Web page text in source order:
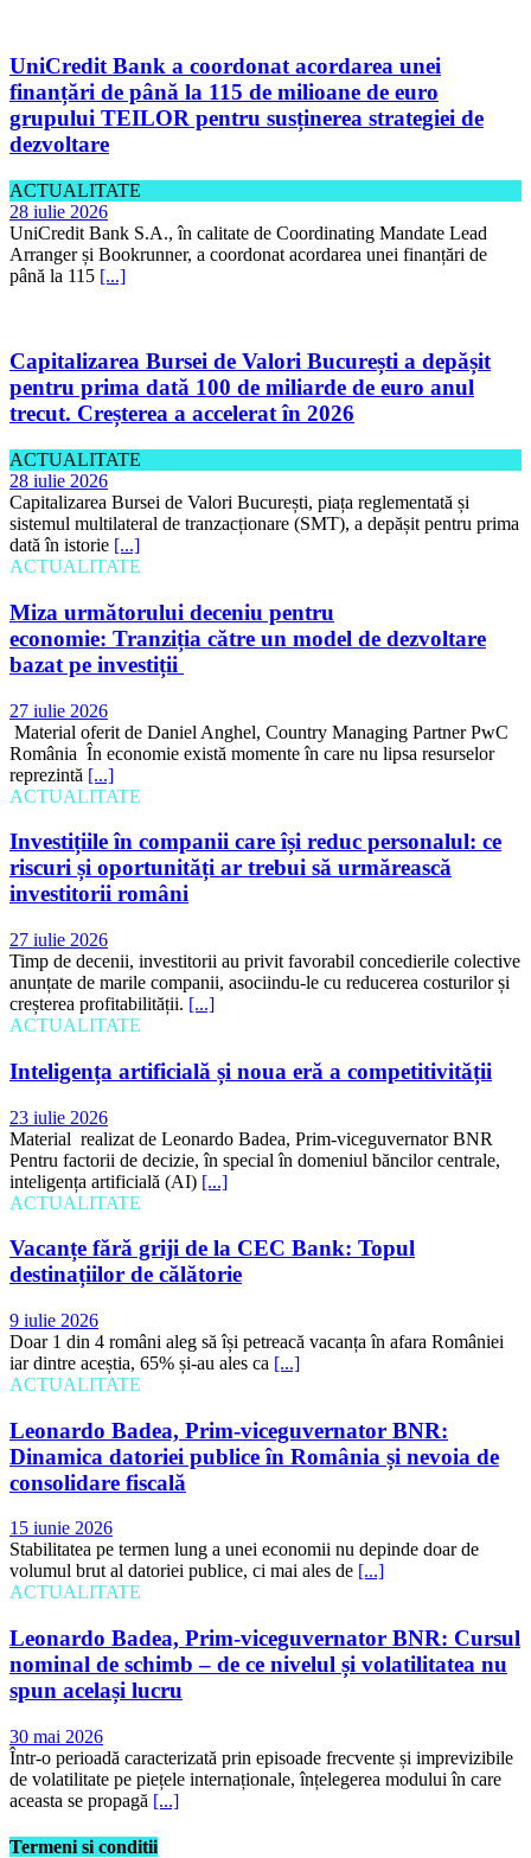
UniCredit Bank a coordonat acordarea unei
finanțări de până la 115 de milioane de euro
grupului TEILOR pentru susținerea strategiei de
dezvoltare
ACTUALITATE
28 iulie 2026
UniCredit Bank S.A., în calitate de Coordinating Mandate Lead
Arranger și Bookrunner, a coordonat acordarea unei finanțări de
până la 115 [...]
Capitalizarea Bursei de Valori București a depășit
pentru prima dată 100 de miliarde de euro anul
trecut. Creșterea a accelerat în 2026
ACTUALITATE
28 iulie 2026
Capitalizarea Bursei de Valori București, piața reglementată și
sistemul multilateral de tranzacționare (SMT), a depășit pentru prima
dată în istorie [...]
ACTUALITATE
Miza următorului deceniu pentru
economie: Tranziția către un model de dezvoltare
bazat pe investiții
27 iulie 2026
Material oferit de Daniel Anghel, Country Managing Partner PwC
România În economie există momente în care nu lipsa resurselor
reprezintă [...]
ACTUALITATE
Investițiile în companii care își reduc personalul: ce
riscuri și oportunități ar trebui să urmărească
investitorii români
27 iulie 2026
Timp de decenii, investitorii au privit favorabil concedierile colective
anunțate de marile companii, asociindu-le cu reducerea costurilor și
creșterea profitabilității. [...]
ACTUALITATE
Inteligența artificială și noua eră a competitivității
23 iulie 2026
Material realizat de Leonardo Badea, Prim-viceguvernator BNR
Pentru factorii de decizie, în special în domeniul băncilor centrale,
inteligența artificială (AI) [...]
ACTUALITATE
Vacanțe fără griji de la CEC Bank: Topul
destinațiilor de călătorie
9 iulie 2026
Doar 1 din 4 români aleg să își petreacă vacanța în afara României
iar dintre aceștia, 65% și-au ales ca [...]
ACTUALITATE
Leonardo Badea, Prim-viceguvernator BNR:
Dinamica datoriei publice în România și nevoia de
consolidare fiscală
15 iunie 2026
Stabilitatea pe termen lung a unei economii nu depinde doar de
volumul brut al datoriei publice, ci mai ales de [...]
ACTUALITATE
Leonardo Badea, Prim-viceguvernator BNR: Cursul
nominal de schimb – de ce nivelul și volatilitatea nu
spun același lucru
30 mai 2026
Într-o perioadă caracterizată prin episoade frecvente și imprevizibile
de volatilitate pe piețele internaționale, înțelegerea modului în care
aceasta se propagă [...]
Termeni si conditii